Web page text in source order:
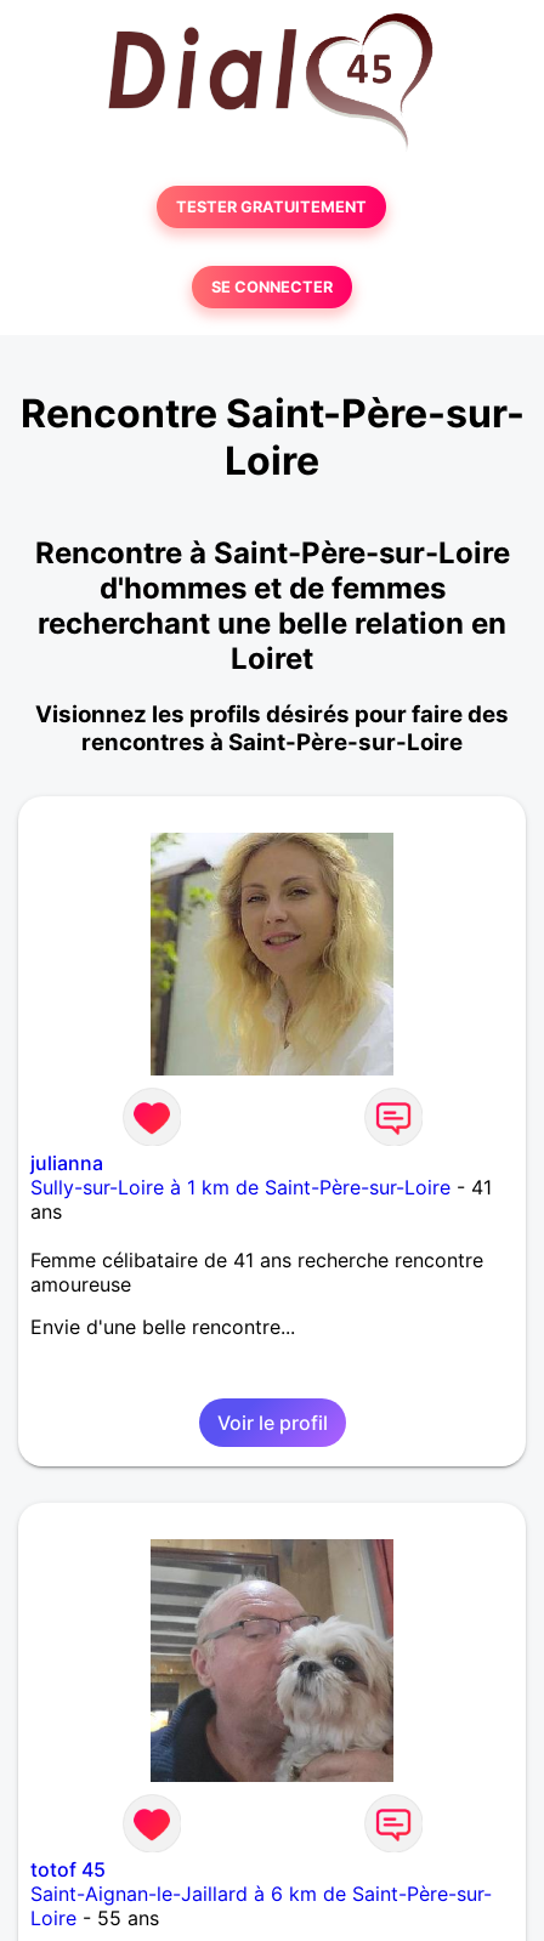
TESTER GRATUITEMENT
SE CONNECTER
Rencontre Saint-Père-sur-
Loire
Rencontre à Saint-Père-sur-Loire
d'hommes et de femmes
recherchant une belle relation en
Loiret
Visionnez les profils désirés pour faire des
rencontres à Saint-Père-sur-Loire
julianna
Sully-sur-Loire à 1 km de Saint-Père-sur-Loire - 41
ans
Femme célibataire de 41 ans recherche rencontre
amoureuse
Envie d'une belle rencontre...
Voir le profil
totof 45
Saint-Aignan-le-Jaillard à 6 km de Saint-Père-sur-
Loire - 55 ans